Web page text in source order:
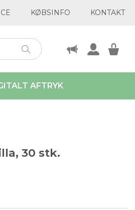
KØBSINFO KONTAKT
AFTRYK
30 stk.